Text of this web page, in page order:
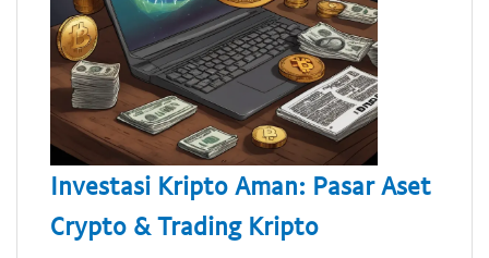
Investasi Kripto Aman: Pasar Aset
Crypto & Trading Kripto